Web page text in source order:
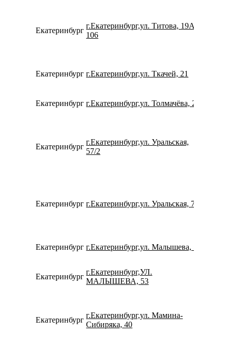
Екатеринбург
г.Екатеринбург,ул. Титова, 19А,
106
Екатеринбург г.Екатеринбург,ул. Ткачей, 21
Екатеринбург г.Екатеринбург,ул. Толмачёва, 22
Екатеринбург
г.Екатеринбург,ул. Уральская,
57/2
Екатеринбург г.Екатеринбург,ул. Уральская, 77
Екатеринбург г.Екатеринбург,ул. Малышева, 5
Екатеринбург
г.Екатеринбург,УЛ.
МАЛЫШЕВА, 53
Екатеринбург
г.Екатеринбург,ул. Мамина-
Сибиряка, 40